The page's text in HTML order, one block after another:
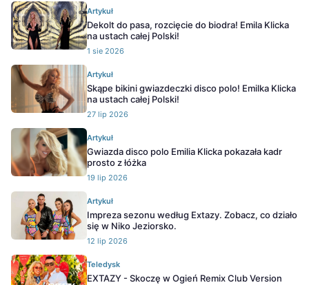
Artykuł
Dekolt do pasa, rozcięcie do biodra! Emila Klicka
na ustach całej Polski!
1 sie 2026
Artykuł
Skąpe bikini gwiazdeczki disco polo! Emilka Klicka
na ustach całej Polski!
27 lip 2026
Artykuł
Gwiazda disco polo Emilia Klicka pokazała kadr
prosto z łóżka
19 lip 2026
Artykuł
Impreza sezonu według Extazy. Zobacz, co działo
się w Niko Jeziorsko.
12 lip 2026
Teledysk
EXTAZY - Skoczę w Ogień Remix Club Version